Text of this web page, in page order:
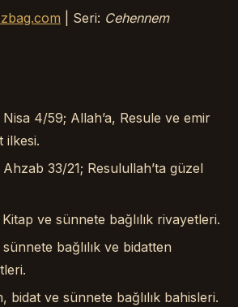
| Seri: Cehennem
Nisa 4/59; Allah’a, Resule ve emir
ilkesi.
Ahzab 33/21; Resulullah’ta güzel
ve sünnete bağlılık rivayetleri.
bağlılık ve bidatten
bidat ve sünnete bağlılık bahisleri.